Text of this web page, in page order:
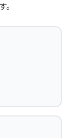
。